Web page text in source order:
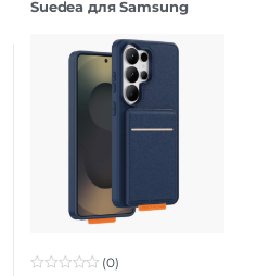
Suedea для Samsung
(0)